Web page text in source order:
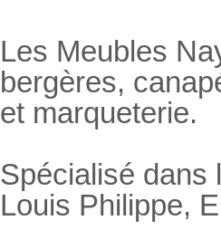
Les Meubles
bergères,
et marqueterie.
Spécialisé dans
Louis Philippe,